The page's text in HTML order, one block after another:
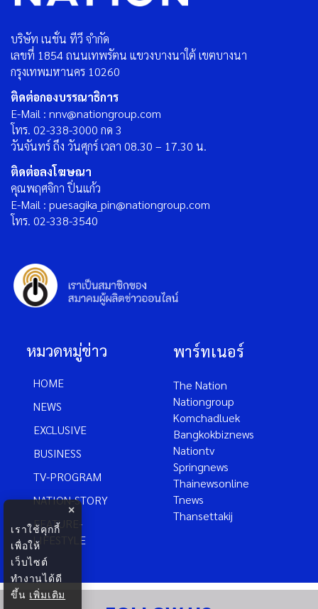
บริษัท เนชั่น ทีวี จำกัด
เลขที่ 1854 ถนนเทพรัตน แขวงบางนาใต้ เขตบางนา
กรุงเทพมหานคร 10260
ติดต่อกองบรรณาธิการ
E-Mail : nnv@nationgroup.com
โทร. 02-338-3000 กด 3
วันจันทร์ ถึง วันศุกร์ เวลา 08.30 – 17.30 น.
ติดต่อลงโฆษณา
คุณพฤศจิกา ปิ่นแก้ว
E-Mail : puesagika_pin@nationgroup.com
โทร. 02-338-3540
หมวดหมู่ข่าว
HOME
NEWS
EXCLUSIVE
BUSINESS
TV-PROGRAM
NATION-STORY
FEATURE-
LIFESTYLE
พาร์ทเนอร์
The Nation
Nationgroup
Komchadluek
Bangkokbiznews
Nationtv
Springnews
Thainewsonline
Tnews
Thansettakij
×
เราใช้คุกกี้
เพื่อให้
เว็บไซต์
ทำงานได้ดี
ขึ้น เพิ่มเติม